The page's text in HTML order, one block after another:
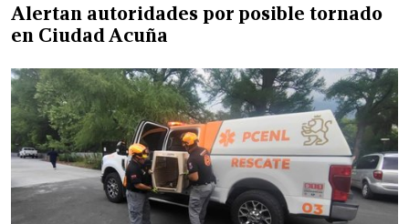
Alertan autoridades por posible tornado
en Ciudad Acuña